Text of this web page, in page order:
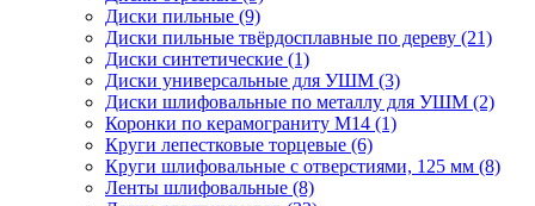
Диски пильные (9)
Диски пильные твёрдосплавные по дереву (21)
Диски синтетические (1)
Диски универсальные для УШМ (3)
Диски шлифовальные по металлу для УШМ (2)
Коронки по керамограниту M14 (1)
Круги лепестковые торцевые (6)
Круги шлифовальные с отверстиями, 125 мм (8)
Ленты шлифовальные (8)